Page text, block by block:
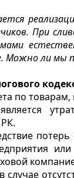
При
Можно ли мы
по
случае